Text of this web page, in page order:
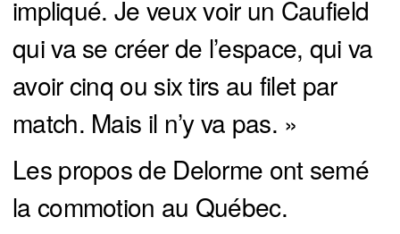
impliqué. Je veux voir un Caufield
qui va se créer de l’espace, qui va
avoir cinq ou six tirs au filet par
match. Mais il n’y va pas. »
Les propos de Delorme ont semé
la commotion au Québec.